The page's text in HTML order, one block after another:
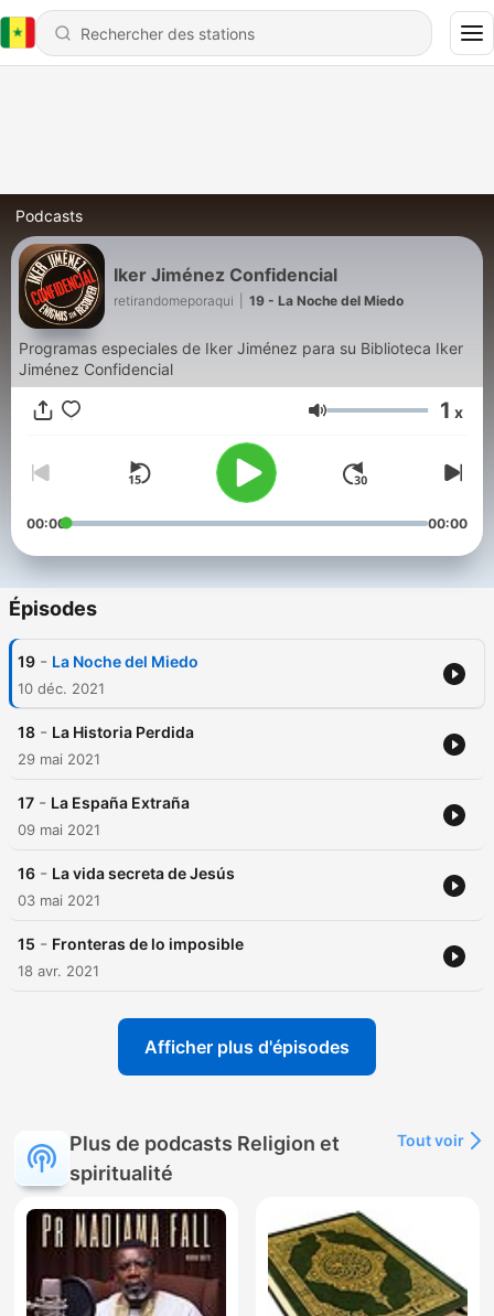
Podcasts
Iker Jiménez Confidencial
retirandomeporaqui 19 - La Noche del Miedo
Programas especiales de Iker Jiménez para su Biblioteca Iker
Jiménez Confidencial
Volume 1 x
00:00 00:00
Épisodes
19 - La Noche del Miedo
10 déc. 2021
18 - La Historia Perdida
29 mai 2021
17 - La España Extraña
09 mai 2021
16 - La vida secreta de Jesús
03 mai 2021
15 - Fronteras de lo imposible
18 avr. 2021
Afficher plus d'épisodes
Plus de podcasts Religion et
spiritualité
Tout voir